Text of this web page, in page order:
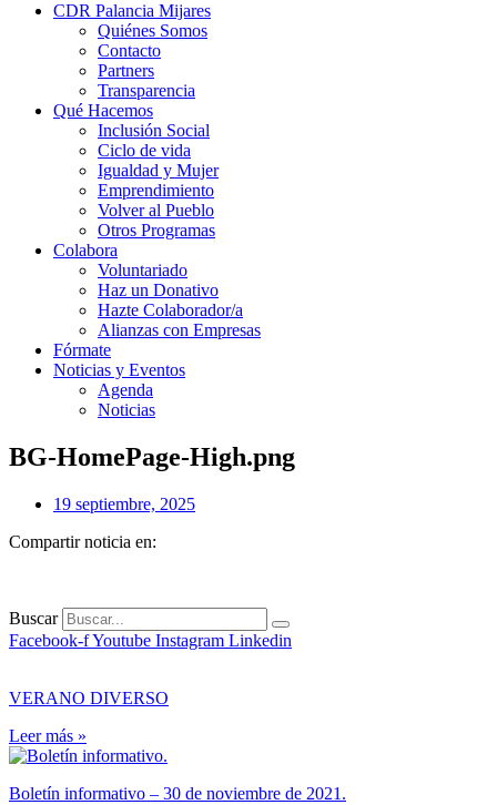
CDR Palancia Mijares
Quiénes Somos
Contacto
Partners
Transparencia
Qué Hacemos
Inclusión Social
Ciclo de vida
Igualdad y Mujer
Emprendimiento
Volver al Pueblo
Otros Programas
Colabora
Voluntariado
Haz un Donativo
Hazte Colaborador/a
Alianzas con Empresas
Fórmate
Noticias y Eventos
Agenda
Noticias
BG-HomePage-High.png
19 septiembre, 2025
Compartir noticia en:
Buscar
Facebook-fYoutube Instagram Linkedin
VERANO DIVERSO
Leer más »
Boletín informativo – 30 de noviembre de 2021.